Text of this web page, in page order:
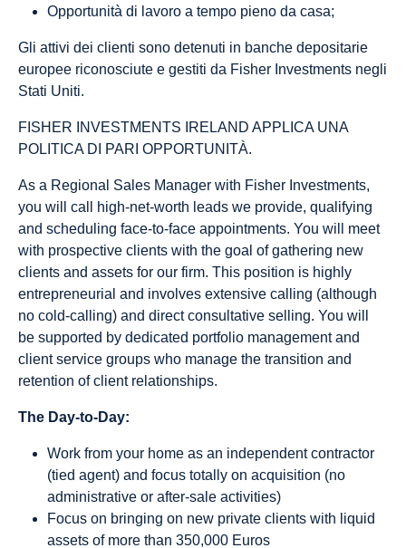
Opportunità di lavoro a tempo pieno da casa;
Gli attivi dei clienti sono detenuti in banche depositarie
europee riconosciute e gestiti da Fisher Investments negli
Stati Uniti.
FISHER INVESTMENTS IRELAND APPLICA UNA
POLITICA DI PARI OPPORTUNITÀ.
As a Regional Sales Manager with Fisher Investments,
you will call high-net-worth leads we provide, qualifying
and scheduling face-to-face appointments. You will meet
with prospective clients with the goal of gathering new
clients and assets for our firm. This position is highly
entrepreneurial and involves extensive calling (although
no cold-calling) and direct consultative selling. You will
be supported by dedicated portfolio management and
client service groups who manage the transition and
retention of client relationships.
The Day-to-Day:
Work from your home as an independent contractor
(tied agent) and focus totally on acquisition (no
administrative or after-sale activities)
Focus on bringing on new private clients with liquid
assets of more than 350,000 Euros